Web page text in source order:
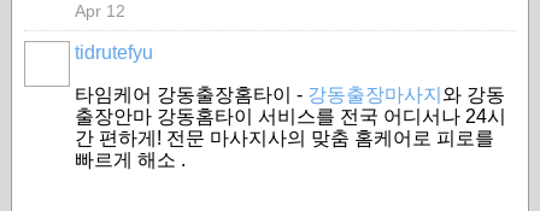
Apr 12
tidrutefyu
타임케어 강동출장홈타이 - 강동출장마사지 와 강동
출장안마 강동홈타이 서비스를 전국 어디서나 24시
간 편하게! 전문 마사지사의 맞춤 홈케어로 피로를
빠르게 해소 .